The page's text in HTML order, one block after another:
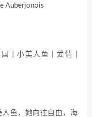
小美人鱼 | 爱情 |
鱼，她向往自由，海